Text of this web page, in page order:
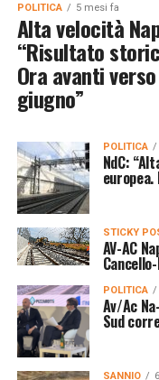
POLITICA 5 mesi fa
Alta velocità
“Risultato
Ora avanti
giugno”
POLITICA
NdC:
STICKY
AV-AC
POLITICA
Av/Ac
Sud
SANNIO